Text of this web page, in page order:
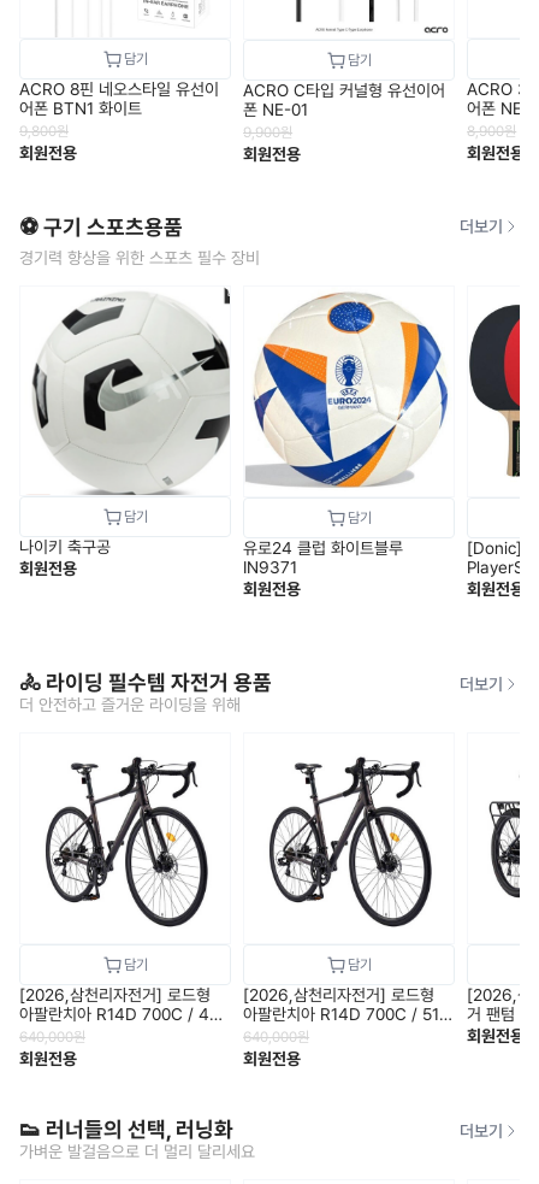
ACRO 8핀 네오스타일 유선이
어폰 BTN1 화이트
9,800원
회원전용
ACRO C타입 커널형 유선이어
폰 NE-01
9,900원
회원전용
ACRO
어폰 NE-
8,900원
회원전용
⚽ 구기 스포츠용품
경기력 향상을 위한 스포츠 필수 장비
더보기
나이키 축구공
회원전용
유로24 클럽 화이트블루
IN9371
회원전용
[Donic]
회원전용
🚴 라이딩 필수템 자전거 용품
더 안전하고 즐거운 라이딩을 위해
더보기
[2026,삼천리자전거] 로드형
아팔란치아 R14D 700C / 470
size / 11.6kg
640,000원
회원전용
[2026,삼천리자전거] 로드형
아팔란치아 R14D 700C / 510
size / 11.6kg
640,000원
회원전용
[2026,삼
거 팬텀
겸용 /
회원전용
👟 러너들의 선택, 러닝화
가벼운 발걸음으로 더 멀리 달리세요
더보기